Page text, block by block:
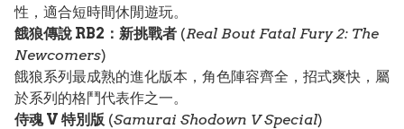
性，適合短時間休閒遊玩。
餓狼傳說 RB2：新挑戰者 (Real Bout Fatal Fury 2: The
Newcomers)
餓狼系列最成熟的進化版本，角色陣容齊全，招式爽快，屬
於系列的格鬥代表作之一。
侍魂 V 特別版 (Samurai Shodown V Special)